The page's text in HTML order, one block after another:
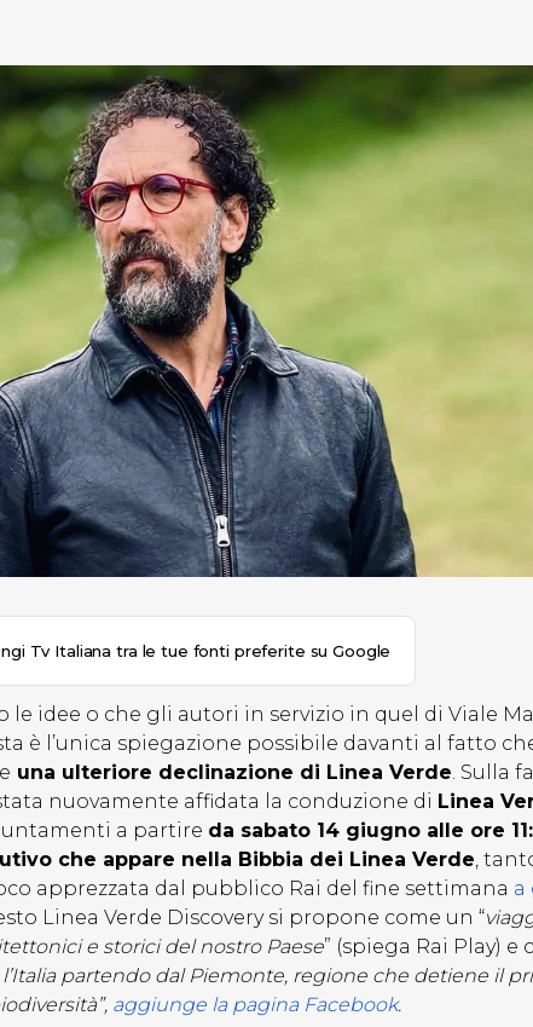
Tv Italiana tra le tue fonti preferite su Google
le idee o che gli autori in servizio in quel di Viale
è l’unica spiegazione possibile davanti al fatto
una ulteriore declinazione di Linea Verde. Sulla
nuovamente affidata la conduzione di Linea
a partire da sabato 14 giugno alle ore
che appare nella Bibbia dei Linea Verde,
apprezzata dal pubblico Rai del fine settimana a
Linea Verde Discovery si propone come un “
e storici del nostro Paese” (spiega Rai Play) e
partendo dal Piemonte, regione che detiene il
aggiunge la pagina Facebook.